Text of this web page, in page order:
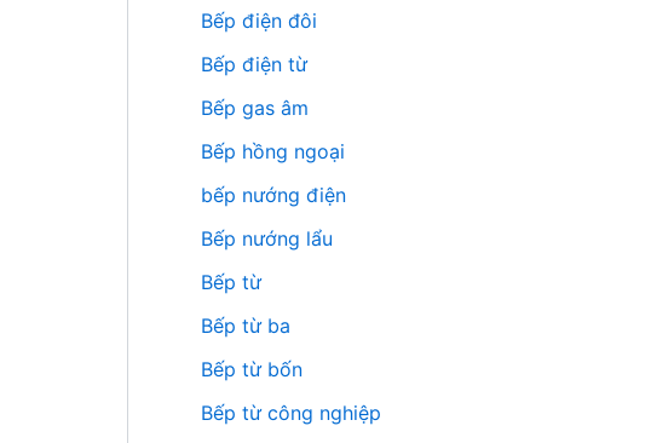
Bếp điện đôi
Bếp điện từ
Bếp gas âm
Bếp hồng ngoại
bếp nướng điện
Bếp nướng lẩu
Bếp từ
Bếp từ ba
Bếp từ bốn
Bếp từ công nghiệp